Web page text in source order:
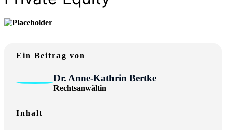
Ein Beitrag von
Dr. Anne-Kathrin Bertke
Rechtsanwältin
Inhalt